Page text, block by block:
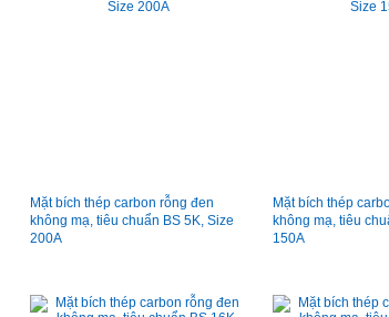
Mặt bích thép carbon rỗng đen
không mạ, tiêu chuẩn BS 5K, Size
200A
Mặt bích thép
không mạ, tiêu
150A